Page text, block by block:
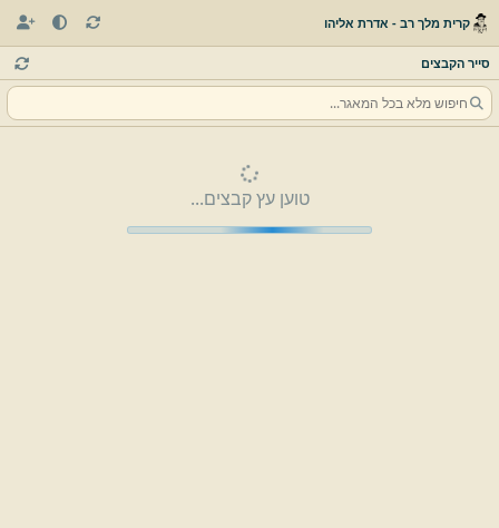
קרית מלך רב - אדרת אליהו
סייר הקבצים
טוען עץ קבצים...